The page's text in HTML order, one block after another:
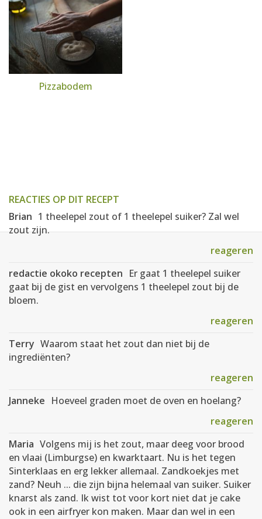
Pizzabodem
REACTIES OP DIT RECEPT
Brian 1 theelepel zout of 1 theelepel suiker? Zal wel
zout zijn.
reageren
redactie okoko recepten Er gaat 1 theelepel suiker
gaat bij de gist en vervolgens 1 theelepel zout bij de
bloem.
reageren
Terry Waarom staat het zout dan niet bij de
ingrediënten?
reageren
Janneke Hoeveel graden moet de oven en hoelang?
reageren
Maria Volgens mij is het zout, maar deeg voor brood
en vlaai (Limburgse) en kwarktaart. Nu is het tegen
Sinterklaas en erg lekker allemaal. Zandkoekjes met
zand? Neuh ... die zijn bijna helemaal van suiker. Suiker
knarst als zand. Ik wist tot voor kort niet dat je cake
ook in een airfryer kon maken. Maar dan wel in een